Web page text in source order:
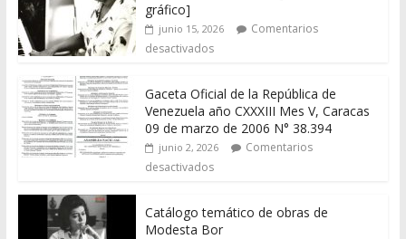
gráfico]
junio 15, 2026
Comentarios
desactivados
Gaceta Oficial de la República de
Venezuela año CXXXIII Mes V, Caracas
09 de marzo de 2006 N° 38.394
junio 2, 2026
Comentarios
desactivados
Catálogo temático de obras de
Modesta Bor